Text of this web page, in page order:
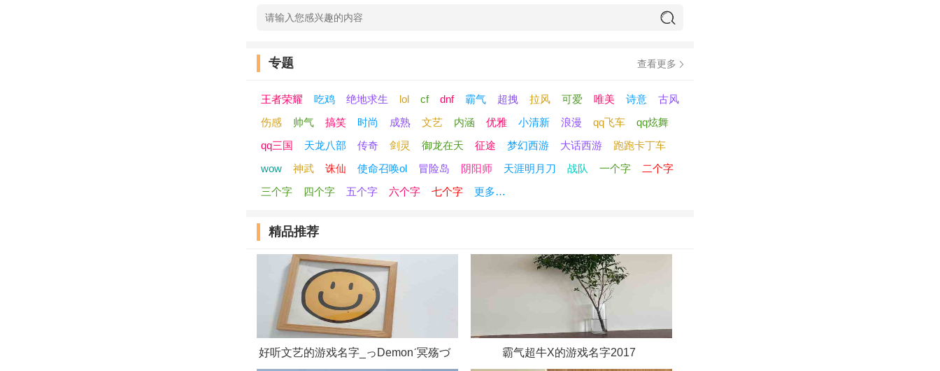
专题 查看更多
王者荣耀 吃鸡 绝地求生 lol cf dnf 霸气 超拽 拉风 可爱 唯美 诗意
古风
伤感
帅气 搞笑 时尚 成熟 文艺 内涵 优雅 小清新 浪漫 qq飞车
qq炫舞
qq三国
天龙八部 传奇 剑灵 御龙在天 征途 梦幻西游 大话西游
跑跑卡丁车
wow
神武 诛仙 使命召唤ol 冒险岛 阴阳师 天涯明月刀 战队 一个字
二个字
三个字
四个字 五个字 六个字 七个字 更多…
精品推荐
好听文艺的游戏名字_っDemonˊ冥殇づ 霸气超牛X的游戏名字2017